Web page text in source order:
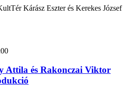
Kárász Eszter és Kerekes József
és Rakonczai Viktor